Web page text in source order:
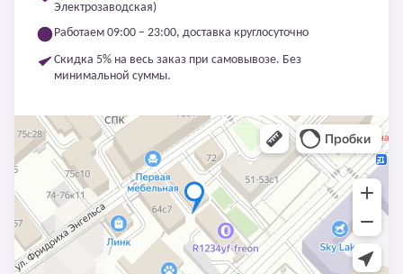
Электрозаводская)
Работаем 09:00 – 23:00, доставка круглосуточно
Скидка 5% на весь заказ при самовывозе. Без
минимальной суммы.